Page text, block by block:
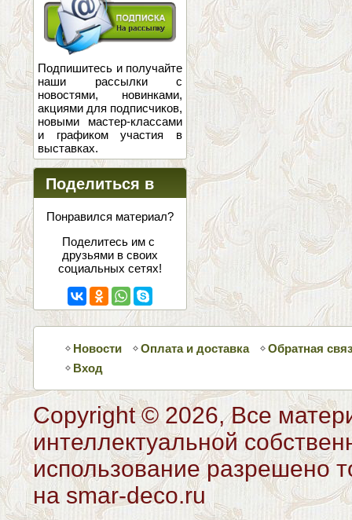
Подпишитесь и получайте
наши рассылки с
новостями, новинками,
акциями для подписчиков,
новыми мастер-классами
и графиком участия в
выставках.
Поделиться в
соцсетях
Понравился материал?
Поделитесь им с
друзьями в своих
социальных сетях!
Новости Оплата и доставка
Обратная
Вход
Copyright © 2026, Все
интеллектуальной
использование разрешено
на smar-deco.ru